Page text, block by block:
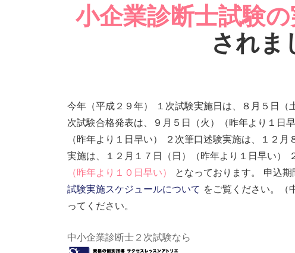
小企業診断士試験
されま
今年（平成２９年） １次試験実施日は、８月５日（
次試験合格発表は、９月５日（火）（昨年より１日
（昨年より１日早い） ２次筆口述験実施は、１２
実施は、１２月１７日（日）（昨年より１日早い）
（昨年より１０日早い）
となっております。 申込
試験実施スケジュールについて をご覧ください。（
ってください。
中小企業診断士２次試験なら